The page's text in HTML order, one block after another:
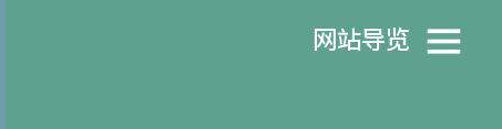
网站导览